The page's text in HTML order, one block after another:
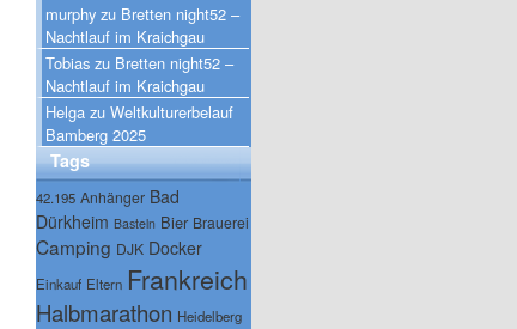
murphy zu Bretten night52 –
Nachtlauf im Kraichgau
Tobias zu Bretten night52 –
Nachtlauf im Kraichgau
Helga zu Weltkulturerbelauf
Bamberg 2025
Tags
42.195 Anhänger Bad
Dürkheim Basteln Bier Brauerei
Camping DJK Docker
Einkauf Eltern Frankreich
Halbmarathon Heidelberg